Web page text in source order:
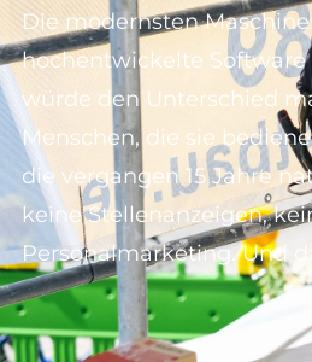
Die modernsten
hochentwickelte Software
würde den Unterschied
Menschen, die sie
die vergangen 15 Jahre
keine Stellenanzeigen,
Personalmarketing. Und